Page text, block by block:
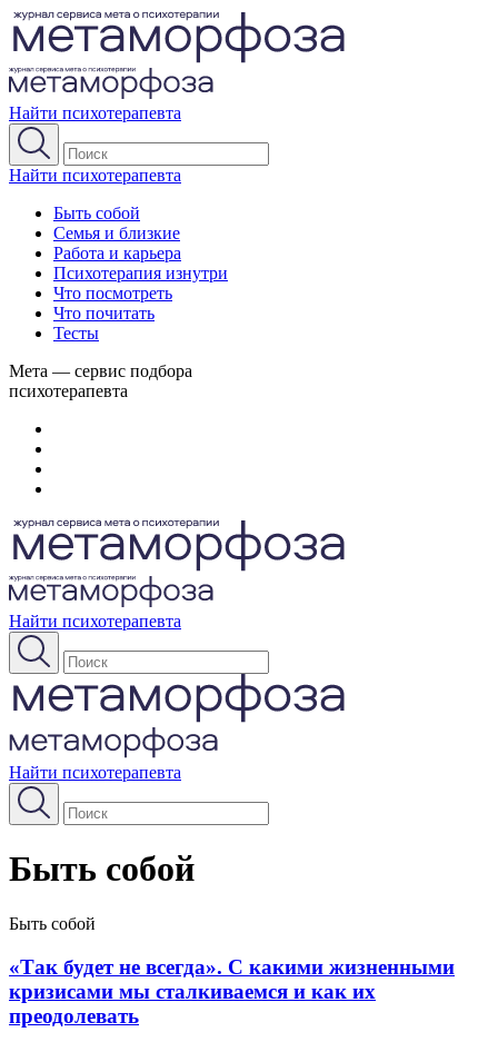
Найти психотерапевта
Найти психотерапевта
Быть собой
Семья и близкие
Работа и карьера
Психотерапия изнутри
Что посмотреть
Что почитать
Тесты
Мета — сервис подбора
психотерапевта
Найти психотерапевта
Найти психотерапевта
Быть собой
Быть собой
«Так будет не всегда». С какими жизненными
кризисами мы сталкиваемся и как их
преодолевать